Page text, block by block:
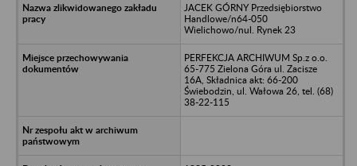
JACEK GÓRNY Przedsiębiorstwo
Handlowe/n64-050
Wielichowo/nul. Rynek 23
PERFEKCJA ARCHIWUM Sp.z o.o.
65-775 Zielona Góra ul. Zacisze
16A, Składnica akt: 66-200
Świebodzin, ul. Wałowa 26, tel. (68)
38-22-115